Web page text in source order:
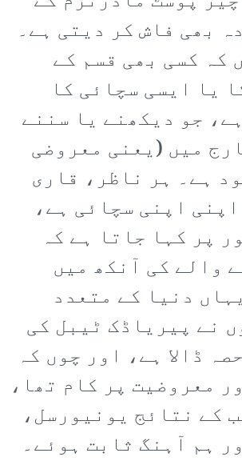
بھی فاش کر دیتی ہے۔
کہ کسی بھی قسم کے
یا ایسی سچائی کا
جو دیکھنے یا سننے
میں (یعنی معروضی
ہے۔ ہر ناظر، قاری
اپنی سچائی ہے،
پر کہا جاتا ہے کہ
والے کی آنکھ میں
دنیا کے متعدد
نے پیریاڈک ٹیبل کی
ڈالا ہے، اور چوں کہ
معروضیت پر کام تھا،
کے نتائج یونیورسل،
ہم آہنگ ثابت ہوئے۔